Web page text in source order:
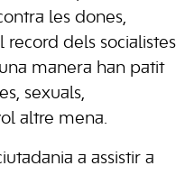
les dones,
record dels socialistes
manera han patit
sexuals,
altre mena.
a assistir a